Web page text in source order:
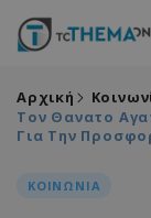
Αρχική
Τον Θανατο
Για Την
ΚΟΙΝΩΝΙΑ